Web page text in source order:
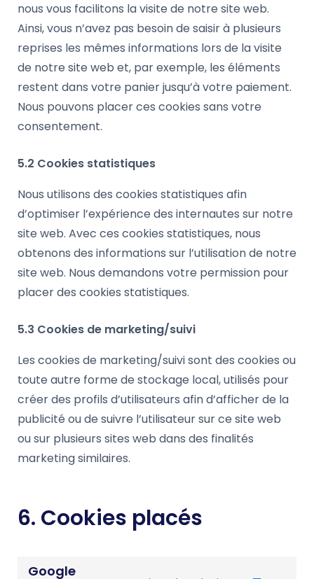
nous vous facilitons la visite de notre site web.
Ainsi, vous n’avez pas besoin de saisir à plusieurs
reprises les mêmes informations lors de la visite
de notre site web et, par exemple, les éléments
restent dans votre panier jusqu’à votre paiement.
Nous pouvons placer ces cookies sans votre
consentement.
5.2 Cookies statistiques
Nous utilisons des cookies statistiques afin
d’optimiser l’expérience des internautes sur notre
site web. Avec ces cookies statistiques, nous
obtenons des informations sur l’utilisation de notre
site web. Nous demandons votre permission pour
placer des cookies statistiques.
5.3 Cookies de marketing/suivi
Les cookies de marketing/suivi sont des cookies ou
toute autre forme de stockage local, utilisés pour
créer des profils d’utilisateurs afin d’afficher de la
publicité ou de suivre l’utilisateur sur ce site web
ou sur plusieurs sites web dans des finalités
marketing similaires.
6. Cookies placés
Google